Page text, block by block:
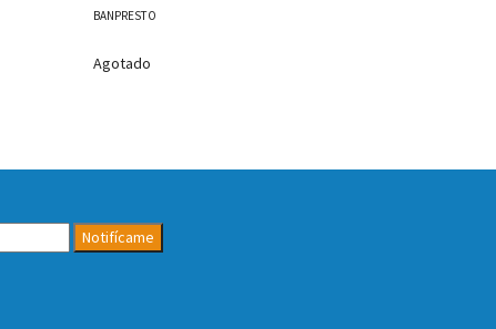
BANPRESTO
Agotado
Notifícame